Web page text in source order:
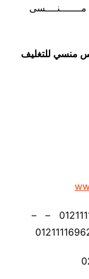
المهندس مـــــــنــــسى
منسي للتغليف
موبايل: 01211116954 – – 01211116956 – –